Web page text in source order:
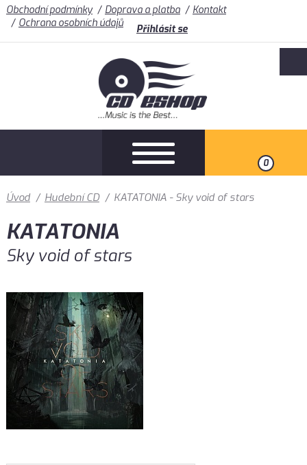
Obchodní podmínky Doprava a platba
Kontakt
Ochrana osobních údajů
Přihlásit se
0
Úvod / Hudební CD / KATATONIA - Sky void of stars
KATATONIA
Sky void of stars